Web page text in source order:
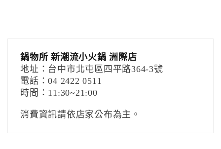
鍋物所 新潮流小火鍋 洲際店
地址：台中市北屯區四平路364-3號
電話：04 2422 0511
時間：11:30~21:00
消費資訊請依店家公布為主。